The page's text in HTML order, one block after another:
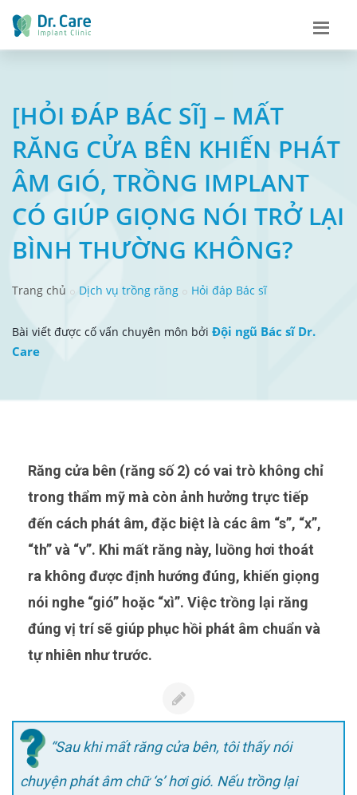
[HỎI ĐÁP BÁC SĨ] – MẤT
RĂNG CỬA BÊN KHIẾN PHÁT
ÂM GIÓ, TRỒNG IMPLANT
CÓ GIÚP GIỌNG NÓI TRỞ LẠI
BÌNH THƯỜNG KHÔNG?
Trang chủ Dịch vụ trồng răng Hỏi đáp Bác sĩ
Bài viết được cố vấn chuyên môn bởi Đội ngũ Bác sĩ Dr.
Care
Răng cửa bên (răng số 2) có vai trò không chỉ
trong thẩm mỹ mà còn ảnh hưởng trực tiếp
đến cách phát âm, đặc biệt là các âm “s”, “x”,
“th” và “v”. Khi mất răng này, luồng hơi thoát
ra không được định hướng đúng, khiến giọng
nói nghe “gió” hoặc “xì”. Việc trồng lại răng
đúng vị trí sẽ giúp phục hồi phát âm chuẩn và
tự nhiên như trước.
“Sau khi mất răng cửa bên, tôi thấy nói
chuyện phát âm chữ ‘s’ hơi gió. Nếu trồng lại